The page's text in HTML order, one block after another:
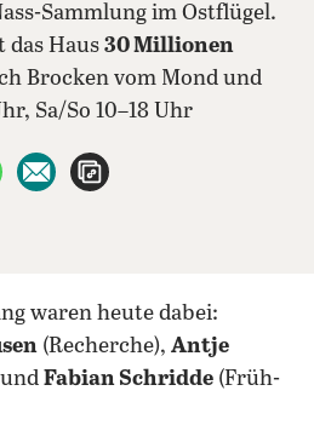
Sammlung im Ostflügel.
das Haus 30 Millionen
Brocken vom Mond und
Sa/So 10–18 Uhr
teilen
teilen
per WhatsApp teilen
per E-Mail teilen
waren heute dabei:
(Recherche), Antje
Fabian Schridde (Früh-